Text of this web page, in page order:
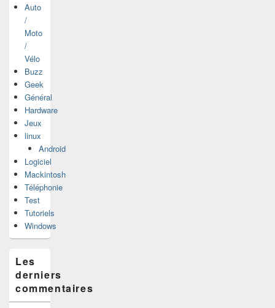
Auto
/
Moto
/
Vélo
Buzz
Geek
Général
Hardware
Jeux
linux
Android
Logiciel
Mackintosh
Téléphonie
Test
Tutoriels
Windows
Les
derniers
commentaires